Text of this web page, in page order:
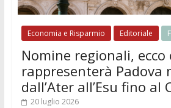
Economia e Risparmio Editoriale
Nomine regionali, ecco
rappresenterà Padova
dall’Ater all’Esu fino al
20 luglio 2026